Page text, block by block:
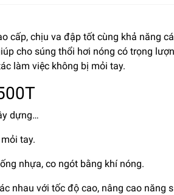
cấp, chịu va đập tốt cùng khả năng
cho súng thổi hơi nóng có trọng
làm việc không bị mỏi tay.
dựng…
tay.
nhựa, co ngót bằng khí nóng.
nhau với tốc độ cao, nâng cao năng